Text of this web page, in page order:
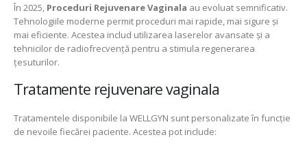
În 2025, Proceduri Rejuvenare Vaginala au evoluat semnificativ.
Tehnologiile moderne permit proceduri mai rapide, mai sigure și
mai eficiente. Acestea includ utilizarea laserelor avansate și a
tehnicilor de radiofrecvență pentru a stimula regenerarea
țesuturilor.
Tratamente rejuvenare vaginala
Tratamentele disponibile la WELLGYN sunt personalizate în funcție
de nevoile fiecărei paciente. Acestea pot include: